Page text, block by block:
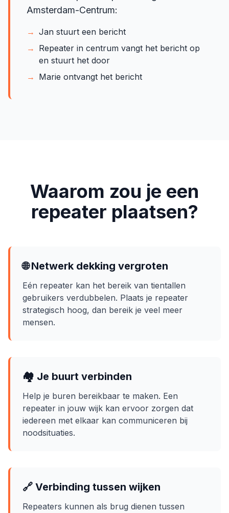
Amsterdam-Centrum:
→ Jan stuurt een bericht
→ Repeater in centrum vangt het bericht op
en stuurt het door
→ Marie ontvangt het bericht
Waarom zou je een
repeater plaatsen?
🌐 Netwerk dekking vergroten
Eén repeater kan het bereik van tientallen
gebruikers verdubbelen. Plaats je repeater
strategisch hoog, dan bereik je veel meer
mensen.
🏘️ Je buurt verbinden
Help je buren bereikbaar te maken. Een
repeater in jouw wijk kan ervoor zorgen dat
iedereen met elkaar kan communiceren bij
noodsituaties.
🔗 Verbinding tussen wijken
Repeaters kunnen als brug dienen tussen